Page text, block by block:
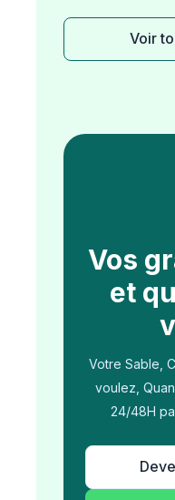
Voir
Vos
et
Votre Sable,
voulez,
24/48H